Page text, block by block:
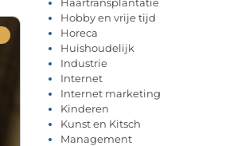
Hobby en vrije tijd
Horeca
Huishoudelijk
Industrie
Internet
Internet marketing
Kinderen
Kunst en Kitsch
Management